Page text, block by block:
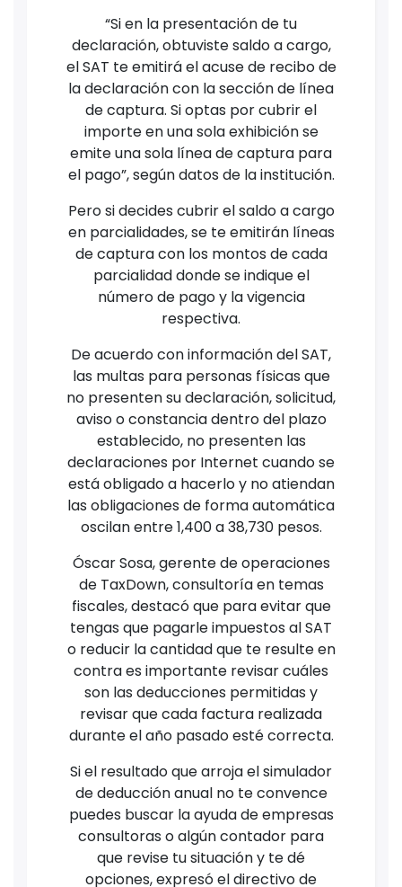
“Si en la presentación de tu
declaración, obtuviste saldo a cargo,
el SAT te emitirá el acuse de recibo de
la declaración con la sección de línea
de captura. Si optas por cubrir el
importe en una sola exhibición se
emite una sola línea de captura para
el pago”, según datos de la institución.
Pero si decides cubrir el saldo a cargo
en parcialidades, se te emitirán líneas
de captura con los montos de cada
parcialidad donde se indique el
número de pago y la vigencia
respectiva.
De acuerdo con información del SAT,
las multas para personas físicas que
no presenten su declaración, solicitud,
aviso o constancia dentro del plazo
establecido, no presenten las
declaraciones por Internet cuando se
está obligado a hacerlo y no atiendan
las obligaciones de forma automática
oscilan entre 1,400 a 38,730 pesos.
Óscar Sosa, gerente de operaciones
de TaxDown, consultoría en temas
fiscales, destacó que para evitar que
tengas que pagarle impuestos al SAT
o reducir la cantidad que te resulte en
contra es importante revisar cuáles
son las deducciones permitidas y
revisar que cada factura realizada
durante el año pasado esté correcta.
Si el resultado que arroja el simulador
de deducción anual no te convence
puedes buscar la ayuda de empresas
consultoras o algún contador para
que revise tu situación y te dé
opciones, expresó el directivo de